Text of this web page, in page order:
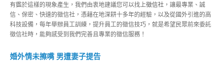
有鑑於這樣的現象產生，我們由衷地建議您可以找上徵信社 ，讓最專業、誠
信、保密、快速的徵信社，憑藉在地深耕十多年的經驗，以及從國外引進的高
科技設備，每年舉辦員工訓練，提升員工的徵信技巧，就是希望民眾前來委託
徵信社時，能夠感受到我們完善且專業的徵信服務！
婚外情未擦嘴 男遭妻子提告